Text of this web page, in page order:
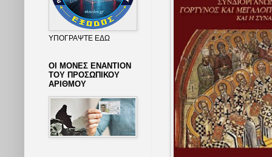
ΥΠΟΓΡΑΨΤΕ ΕΔΩ
ΟΙ ΜΟΝΕΣ ΕΝΑΝΤΙΟΝ
ΤΟΥ ΠΡΟΣΩΠΙΚΟΥ
ΑΡΙΘΜΟΥ